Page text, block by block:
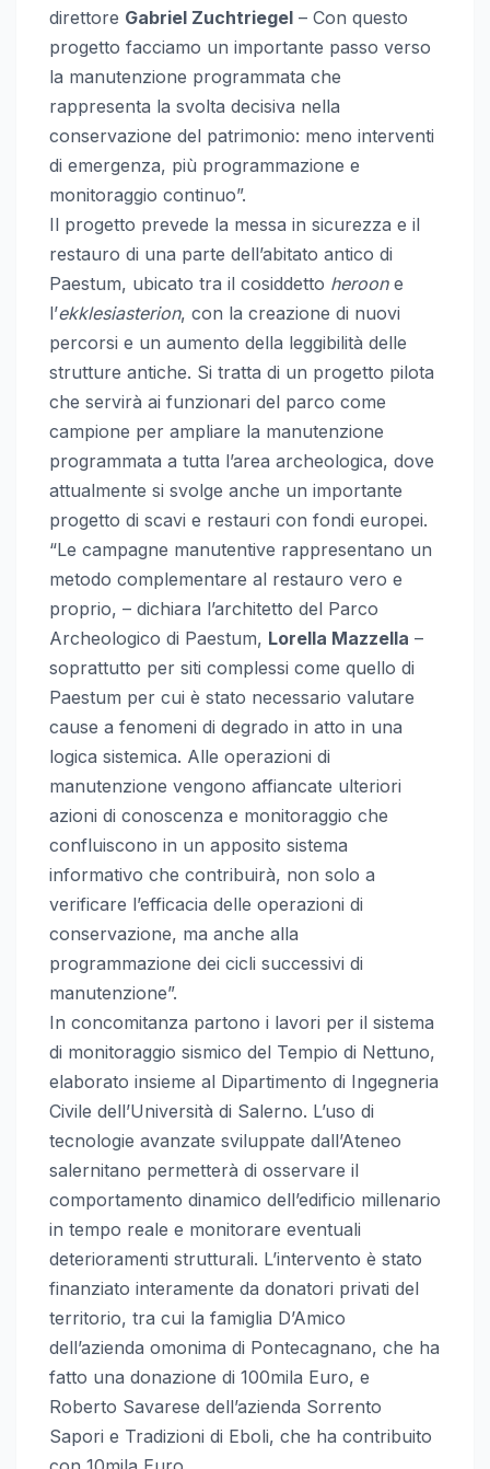
direttore Gabriel Zuchtriegel – Con questo
progetto facciamo un importante passo verso
la manutenzione programmata che
rappresenta la svolta decisiva nella
conservazione del patrimonio: meno interventi
di emergenza, più programmazione e
monitoraggio continuo”.
Il progetto prevede la messa in sicurezza e il
restauro di una parte dell’abitato antico di
Paestum, ubicato tra il cosiddetto heroone
l’ekklesiasterion, con la creazione di nuovi
percorsi e un aumento della leggibilità delle
strutture antiche. Si tratta di un progetto pilota
che servirà ai funzionari del parco come
campione per ampliare la manutenzione
programmata a tutta l’area archeologica, dove
attualmente si svolge anche un importante
progetto di scavi e restauri con fondi europei.
“Le campagne manutentive rappresentano un
metodo complementare al restauro vero e
proprio, – dichiara l’architetto del Parco
Archeologico di Paestum, Lorella Mazzella –
soprattutto per siti complessi come quello di
Paestum per cui è stato necessario valutare
cause a fenomeni di degrado in atto in una
logica sistemica. Alle operazioni di
manutenzione vengono affiancate ulteriori
azioni di conoscenza e monitoraggio che
confluiscono in un apposito sistema
informativo che contribuirà, non solo a
verificare l’efficacia delle operazioni di
conservazione, ma anche alla
programmazione dei cicli successivi di
manutenzione”.
In concomitanza partono i lavori per il sistema
di monitoraggio sismico del Tempio di Nettuno,
elaborato insieme al Dipartimento di Ingegneria
Civile dell’Università di Salerno. L’uso di
tecnologie avanzate sviluppate dall’Ateneo
salernitano permetterà di osservare il
comportamento dinamico dell’edificio millenario
in tempo reale e monitorare eventuali
deterioramenti strutturali. L’intervento è stato
finanziato interamente da donatori privati del
territorio, tra cui la famiglia D’Amico
dell’azienda omonima di Pontecagnano, che ha
fatto una donazione di 100mila Euro, e
Roberto Savarese dell’azienda Sorrento
Sapori e Tradizioni di Eboli, che ha contribuito